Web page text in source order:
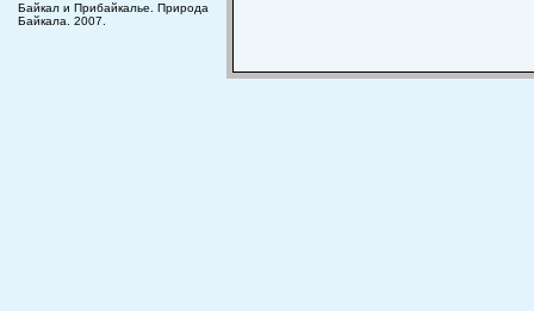
Байкал и Прибайкалье. Природа
Байкала. 2007.